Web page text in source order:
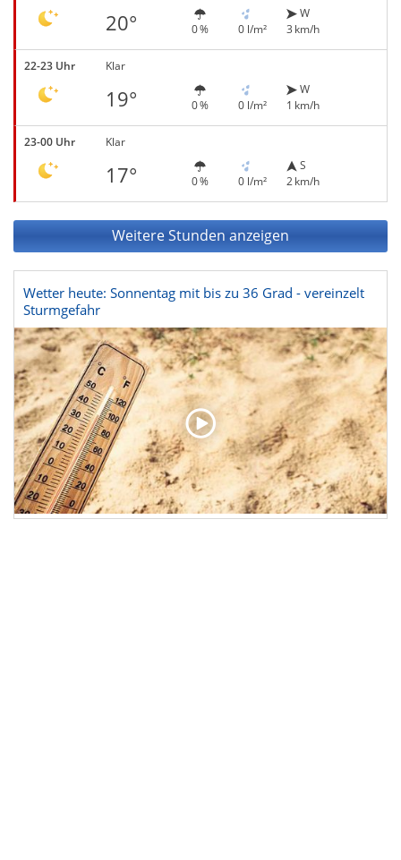
20° 0 % 0 l/m²
W
3 km/h
22-23 Uhr Klar
19° 0 % 0 l/m²
W
1 km/h
23-00 Uhr Klar
17° 0 % 0 l/m²
S
2 km/h
Weitere Stunden anzeigen
Wetter heute: Sonnentag mit bis zu 36 Grad - vereinzelt
Sturmgefahr